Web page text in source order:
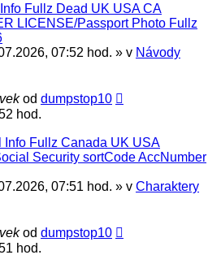
Fullz Dead UK USA CA
LICENSE/Passport Photo Fullz
07:52 hod. » v Návody
od dumpstop10
hod.
Fullz Canada UK USA
Security sortCode AccNumber
07:51 hod. » v Charaktery
od dumpstop10
hod.